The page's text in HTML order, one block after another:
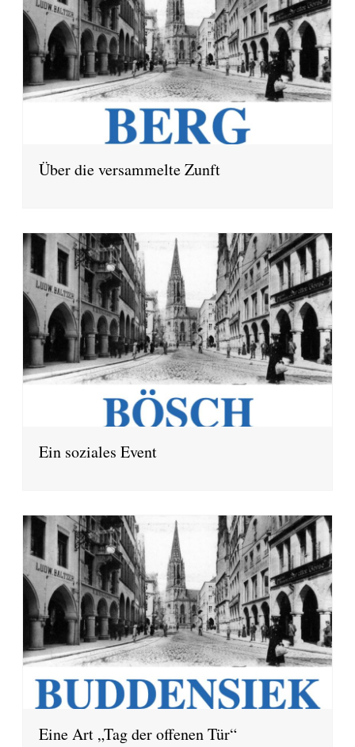
Über die versammelte Zunft
Ein soziales Event
Eine Art „Tag der offenen Tür“